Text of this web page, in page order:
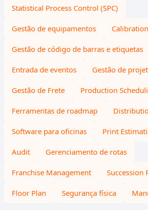
Statistical Process Control (SPC)
Gestão de equipamentos
Gestão de código de barras e etiquetas
Entrada de eventos Gestão de
Gestão de Frete Production
Ferramentas de roadmap
Software para oficinas Print
Audit Gerenciamento de rotas
Franchise Management Succession
Floor Plan Segurança física